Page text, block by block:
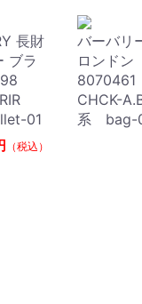
長財
ブラ
01
（税込）
バーバリ
ロンドン
CHCK-
系 bag-